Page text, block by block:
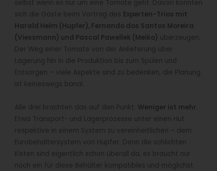
selbst wenn es nur um eine Tomate geht. Davon konnten
sich die Gäste beim Vortrag des Experten-Trios mit
Harald Helm (Hupfer), Fernando dos Santos Moreira
(Viessmann) und Pascal Pawellek (Meiko) überzeugen.
Der Weg einer Tomate von der Anlieferung über
Lagerung hin in die Produktion bis zum Spülen und
Entsorgen – viele Aspekte sind zu bedenken, die Planung
ist keineswegs banal.
Alle drei brachten das auf den Punkt: Weniger ist mehr
Etwa Transport- und Lagerprozesse unter einen Hut
respektive in einem System zu vereinheitlichen – dem
Eurobehältersystem von Hupfer. Denn die schlichten
Kisten sind eigentlich schon überall da, es braucht nur
noch ein für diese Behälter kompatibles und möglichst